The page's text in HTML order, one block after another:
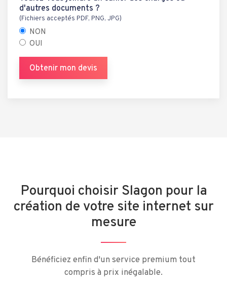
d'autres documents ?
(Fichiers acceptés PDF, PNG, JPG)
NON
OUI
Pourquoi choisir Slagon pour la
création de votre site internet sur
mesure
Bénéficiez enfin d'un service premium tout
compris à prix inégalable.